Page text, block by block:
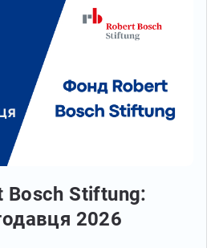
Stiftung:
2026